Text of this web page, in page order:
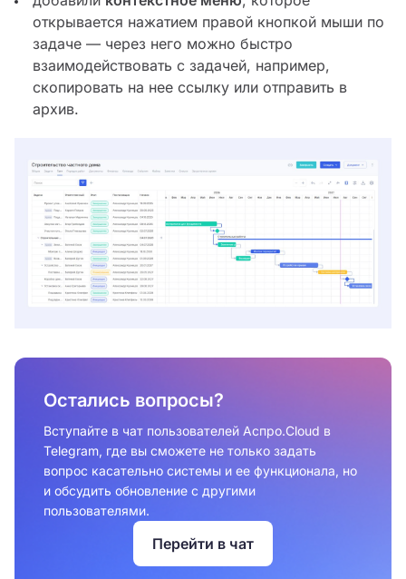
открывается нажатием правой кнопкой мыши по
задаче — через него можно быстро
взаимодействовать с задачей, например,
скопировать на нее ссылку или отправить в
архив.
Остались вопросы?
Вступайте в чат пользователей Аспро.Cloud в
Telegram, где вы сможете не только задать
вопрос касательно системы и ее функционала, но
и обсудить обновление с другими
пользователями.
Перейти в чат